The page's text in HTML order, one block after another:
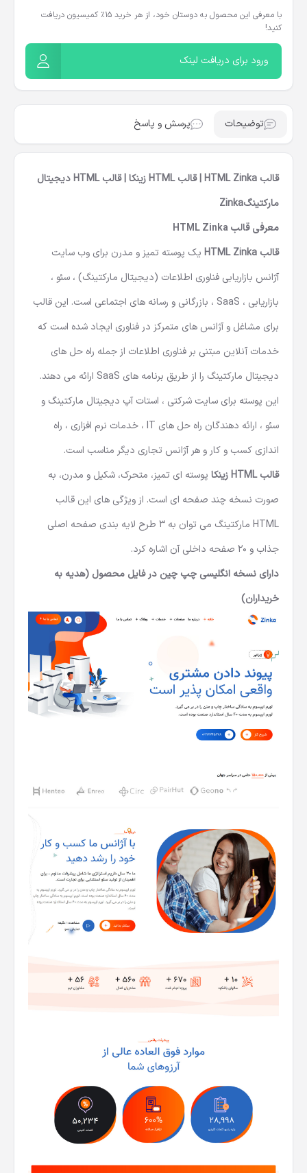
با معرفی این محصول به دوستان خود، از هر خرید ۱۵٪ کمیسیون دریافت
کنید!
ورود برای دریافت لینک
توضیحات پرسش و پاسخ
قالب HTML Zinka | قالب HTML زینکا | قالب HTML دیجیتال
مارکتینگZinka
معرفی قالب HTML Zinka
قالب HTML Zinka
یک پوسته تمیز و مدرن برای وب سایت
آژانس بازاریابی فناوری اطلاعات (دیجیتال مارکتینگ) ، سئو ،
بازاریابی ، SaaS ، بازرگانی و رسانه های اجتماعی است. این قالب
برای مشاغل و آژانس های متمرکز در فناوری ایجاد شده است که
خدمات آنلاین مبتنی بر فناوری اطلاعات از جمله راه حل های
دیجیتال مارکتینگ را از طریق برنامه های SaaS ارائه می دهند.
این پوسته برای سایت شرکتی ، استات آپ دیجیتال مارکتینگ و
سئو ، ارائه دهندگان راه حل های IT ، خدمات نرم افزاری ، راه
اندازی کسب و کار و هر آژانس تجاری دیگر مناسب است.
قالب HTML زینکا
پوسته ای تمیز، متحرک، شکیل و مدرن، به
صورت نسخه چند صفحه ای است. از ویژگی های این قالب
HTML مارکتینگ
می توان به 3 طرح لایه بندی صفحه اصلی
جذاب و 20 صفحه داخلی آن اشاره کرد.
دارای نسخه انگلیسی چپ چین در فایل محصول (هدیه به
خریداران)